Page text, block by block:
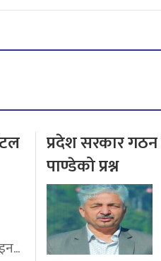
प्रदेश सरकार
पाण्डेको प्रश्न